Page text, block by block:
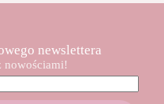
newslettera
nowościami!